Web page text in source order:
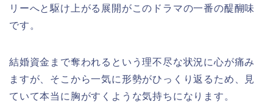
リーへと駆け上がる展開がこのドラマの一番の醍醐味
です。
結婚資金まで奪われるという理不尽な状況に心が痛み
ますが、そこから一気に形勢がひっくり返るため、見
ていて本当に胸がすくような気持ちになります。